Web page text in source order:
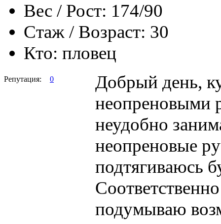
Вес / Рост: 174/90
Стаж / Возраст: 30
Кто: пловец
Репутация: 0
Добрый день,
неопреновыми
неудобно
неопреновые
подтягиваюсь
подумываю